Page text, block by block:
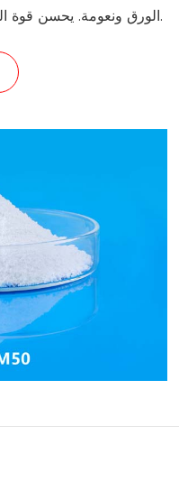
الورق ونعومة. يحسن قوة السطح ، والتهوية ، ويتحكم في التجعد.